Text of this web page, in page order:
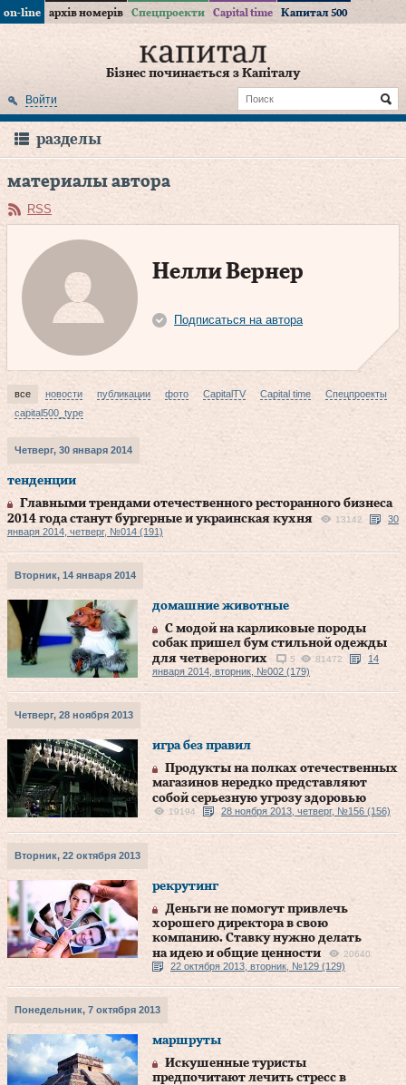
on-line архів номерів Спецпроекти Capital time Капитал 500
Бізнес починається з Капіталу
Войти
разделы
материалы автора
RSS
Нелли Вернер
Подписаться на автора
все новости публикации фото CapitalTV Capital time
Спецпроекты
capital500_type
Четверг, 30 января 2014
тенденции
Главными трендами отечественного ресторанного бизнеса
2014 года станут бургерные и украинская кухня
13142
30
января 2014, четверг, №014 (191)
Вторник, 14 января 2014
домашние животные
С модой на карликовые породы
собак пришел бум стильной одежды
для четвероногих
5 81472
14
января 2014, вторник, №002 (179)
Четверг, 28 ноября 2013
игра без правил
Продукты на полках отечественных
магазинов нередко представляют
собой серьезную угрозу здоровью
19194 28 ноября 2013, четверг, №156 (156)
Вторник, 22 октября 2013
рекрутинг
Деньги не помогут привлечь
хорошего директора в свою
компанию. Ставку нужно делать
на идею и общие ценности
20640
22 октября 2013, вторник, №129 (129)
Понедельник, 7 октября 2013
маршруты
Искушенные туристы
предпочитают лечить стресс в